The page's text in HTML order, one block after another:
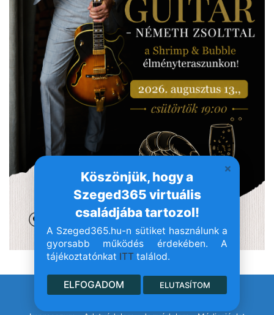
Köszönjük, hogy a
Szeged365 virtuális
családjába tartozol!
A Szeged365.hu-n sütiket használunk a
gyorsabb működés érdekében. A
tájékoztatónkat ITT találod.
ELFOGADOM ELUTASÍTOM
© Szeged365.hu I Minden jog fenntartva!